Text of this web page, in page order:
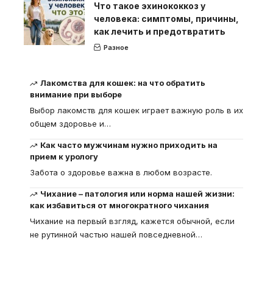
Что такое эхинококкоз у
человека: симптомы, причины,
как лечить и предотвратить
Разное
Лакомства для кошек: на что обратить
внимание при выборе
Выбор лакомств для кошек играет важную роль в их
общем здоровье и…
Как часто мужчинам нужно приходить на
прием к урологу
Забота о здоровье важна в любом возрасте.
Чихание – патология или норма нашей жизни:
как избавиться от многократного чихания
Чихание на первый взгляд, кажется обычной, если
не рутинной частью нашей повседневной…